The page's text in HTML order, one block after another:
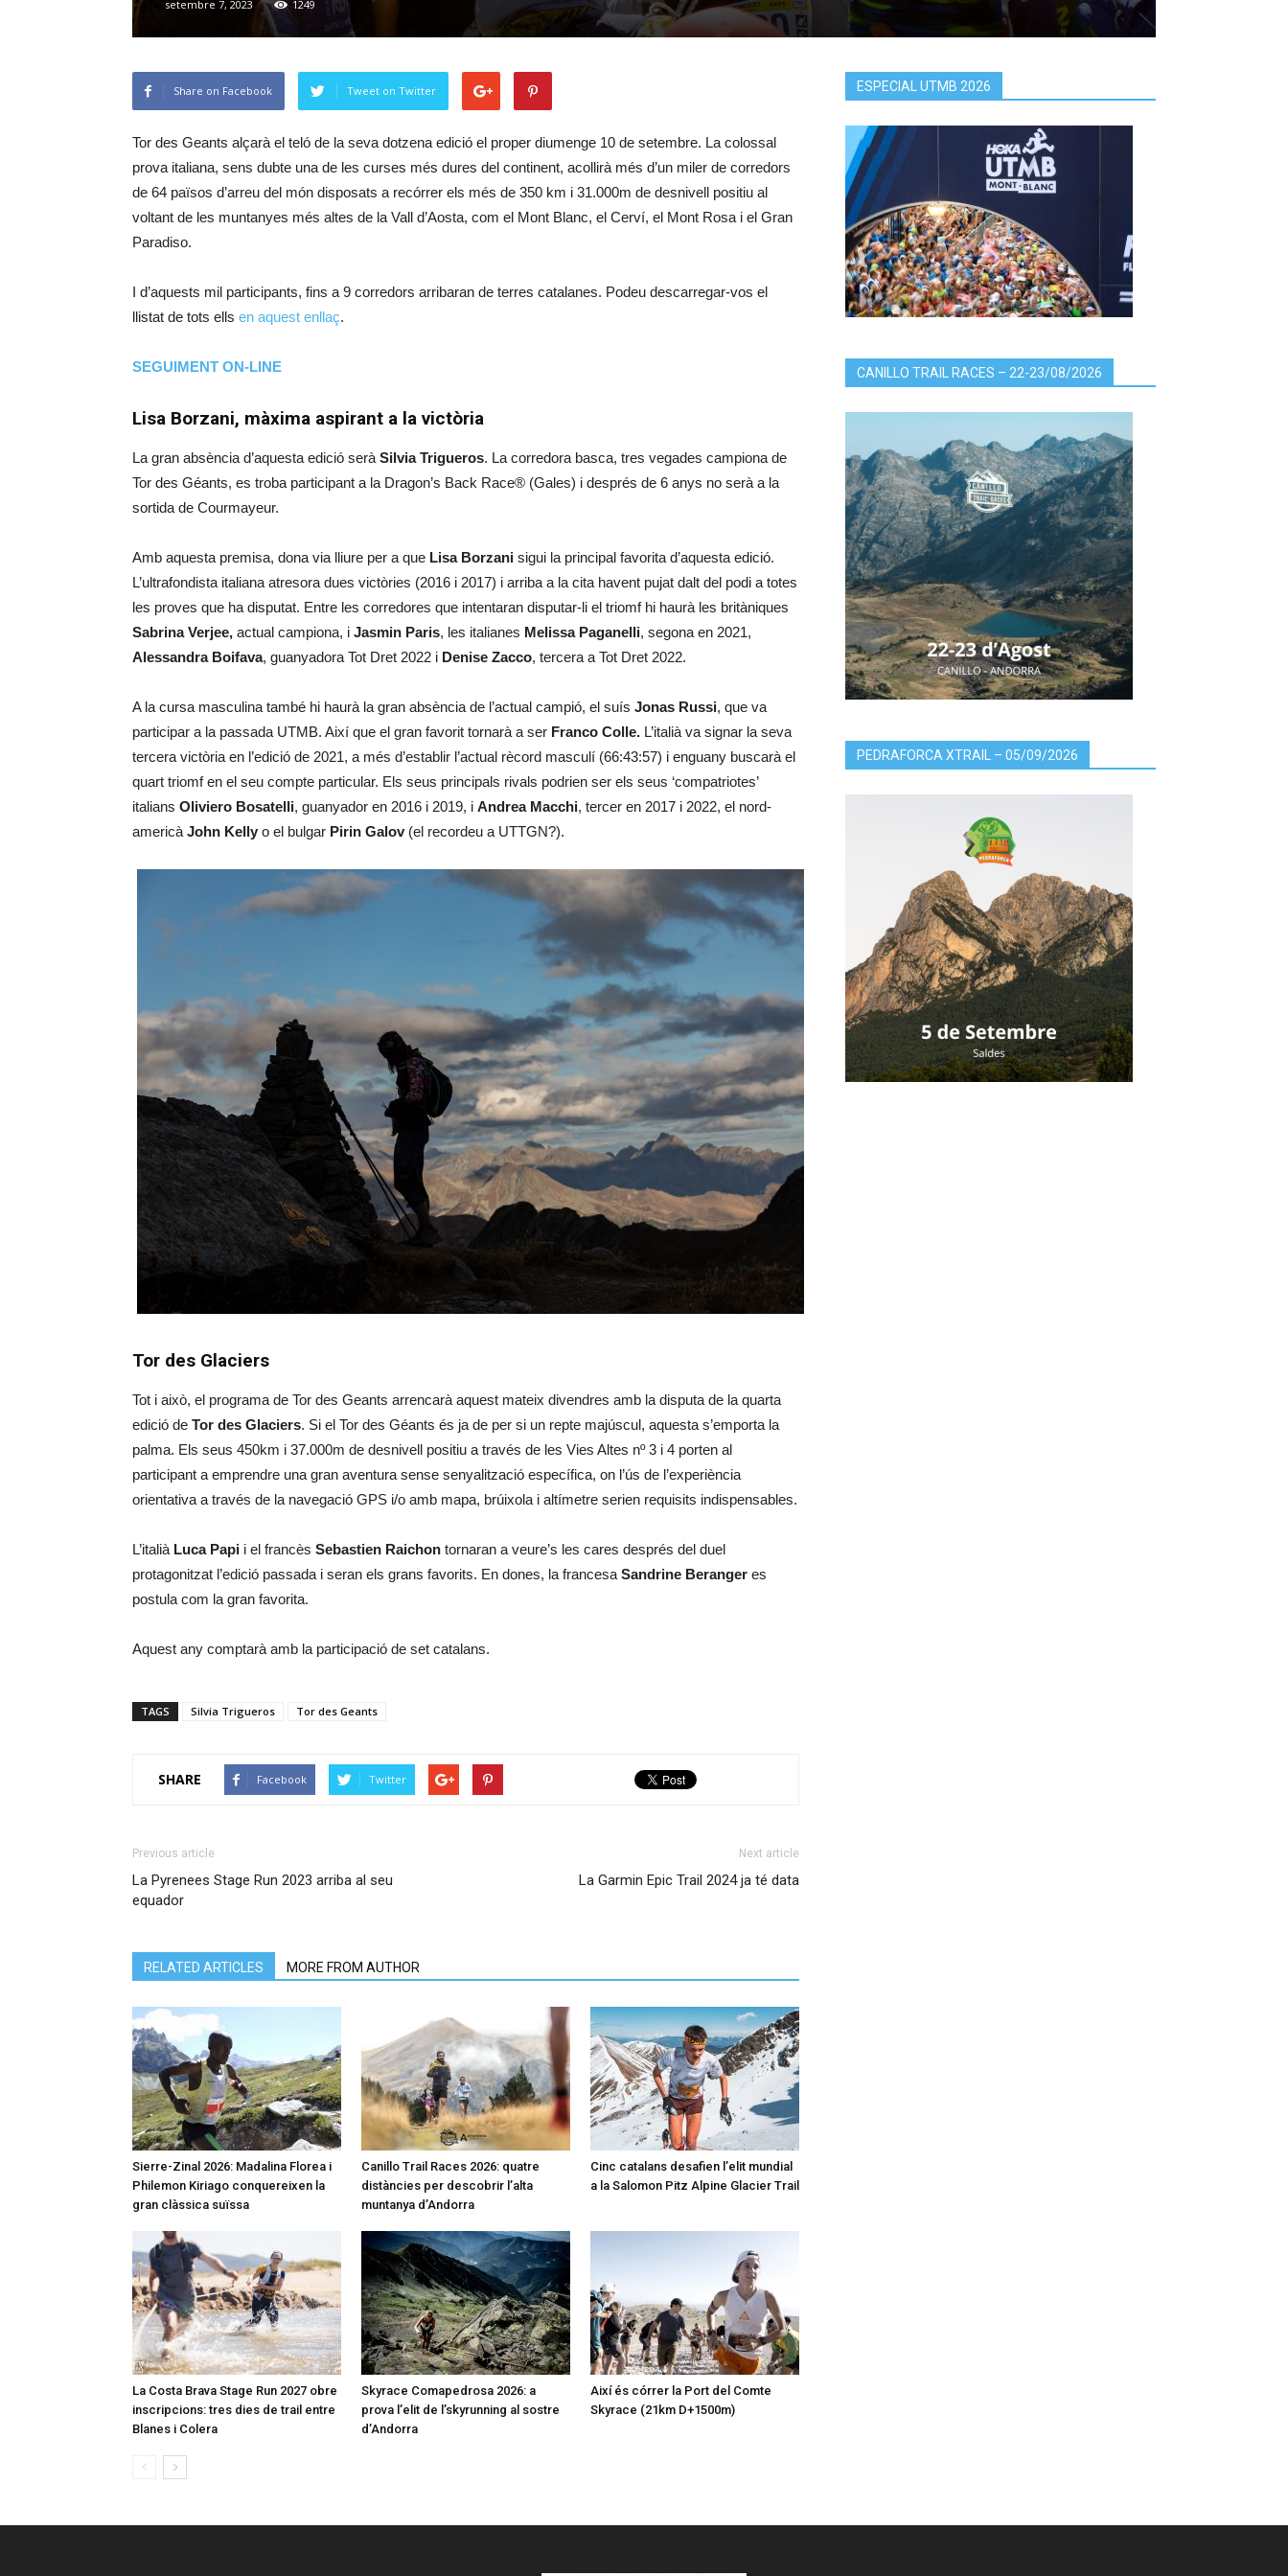
setembre 7, 2023 1249
Share on Facebook Tweet on Twitter
Tor des Geants alçarà el teló de la seva dotzena edició el proper diumenge 10 de setembre. La colossal
prova italiana, sens dubte una de les curses més dures del continent, acollirà més d’un miler de corredors
de 64 països d’arreu del món disposats a recórrer els més de 350 km i 31.000m de desnivell positiu al
voltant de les muntanyes més altes de la Vall d’Aosta, com el Mont Blanc, el Cerví, el Mont Rosa i el Gran
Paradiso.
I d’aquests mil participants, fins a 9 corredors arribaran de terres catalanes. Podeu descarregar-vos el
llistat de tots ells en aquest enllaç.
SEGUIMENT ON-LINE
Lisa Borzani, màxima aspirant a la victòria
La gran absència d’aquesta edició serà Silvia Trigueros. La corredora basca, tres vegades campiona de
Tor des Géants, es troba participant a la Dragon’s Back Race® (Gales) i després de 6 anys no serà a la
sortida de Courmayeur.
Amb aquesta premisa, dona via lliure per a que Lisa Borzani sigui la principal favorita d’aquesta edició.
L’ultrafondista italiana atresora dues victòries (2016 i 2017) i arriba a la cita havent pujat dalt del podi a totes
les proves que ha disputat. Entre les corredores que intentaran disputar-li el triomf hi haurà les britàniques
Sabrina Verjee, actual campiona, i Jasmin Paris, les italianes Melissa Paganelli, segona en 2021,
Alessandra Boifava, guanyadora Tot Dret 2022 i Denise Zacco, tercera a Tot Dret 2022.
A la cursa masculina també hi haurà la gran absència de l’actual campió, el suís Jonas Russi, que va
participar a la passada UTMB. Així que el gran favorit tornarà a ser Franco Colle. L’italià va signar la seva
tercera victòria en l’edició de 2021, a més d’establir l’actual rècord masculí (66:43:57) i enguany buscarà el
quart triomf en el seu compte particular. Els seus principals rivals podrien ser els seus ‘compatriotes’
italians Oliviero Bosatelli, guanyador en 2016 i 2019, i Andrea Macchi, tercer en 2017 i 2022, el nord-
americà John Kelly o el bulgar Pirin Galov(el recordeu a UTTGN?).
Tor des Glaciers
Tot i això, el programa de Tor des Geants arrencarà aquest mateix divendres amb la disputa de la quarta
edició de Tor des Glaciers. Si el Tor des Géants és ja de per si un repte majúscul, aquesta s’emporta la
palma. Els seus 450km i 37.000m de desnivell positiu a través de les Vies Altes nº 3 i 4 porten al
participant a emprendre una gran aventura sense senyalització específica, on l’ús de l’experiència
orientativa a través de la navegació GPS i/o amb mapa, brúixola i altímetre serien requisits indispensables.
L’italià Luca Papi i el francès Sebastien Raichon tornaran a veure’s les cares després del duel
protagonitzat l’edició passada i seran els grans favorits. En dones, la francesa Sandrine Beranger es
postula com la gran favorita.
Aquest any comptarà amb la participació de set catalans.
TAGS Silvia Trigueros Tor des Geants
SHARE Facebook Twitter
Previous article
La Pyrenees Stage Run 2023 arriba al seu
equador
Next article
La Garmin Epic Trail 2024 ja té data
RELATED ARTICLES MORE FROM AUTHOR
Sierre-Zinal 2026: Madalina Florea i
Philemon Kiriago conquereixen la
gran clàssica suïssa
Canillo Trail Races 2026: quatre
distàncies per descobrir l’alta
muntanya d’Andorra
Cinc catalans desafien l’elit mundial
a la Salomon Pitz Alpine Glacier Trail
La Costa Brava Stage Run 2027 obre
inscripcions: tres dies de trail entre
Blanes i Colera
Skyrace Comapedrosa 2026: a
prova l’elit de l’skyrunning al sostre
d’Andorra
Així és córrer la Port del Comte
Skyrace (21km D+1500m)
ESPECIAL UTMB 2026
CANILLO TRAIL RACES – 22-23/08/2026
PEDRAFORCA XTRAIL – 05/09/2026